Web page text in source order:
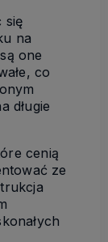
się
na
one
co
długie
cenią
ze